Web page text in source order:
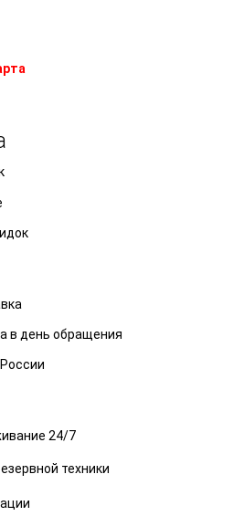
в день обращения
24/7
техники